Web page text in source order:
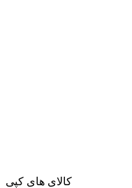
کالای های کپی